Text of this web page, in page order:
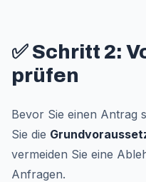
✅ Schritt 2:
prüfen
Bevor Sie einen Antrag
Sie die
vermeiden Sie eine
Anfragen.